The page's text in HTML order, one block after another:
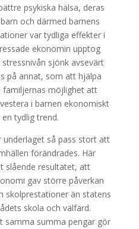
psykiska hälsa, deras
och därmed barnens
var tydliga effekter i
ekonomin upptog
sjönk avsevärt
på annat, som att hjälpa
familjernas möjlighet att
i barnen ekonomiskt
tydlig trend.
underlaget så pass stort att
förändrades. Här
slående resultatet, att
gav större påverkan
skolprestationer än statens
skola och välfärd.
samma summa pengar gör